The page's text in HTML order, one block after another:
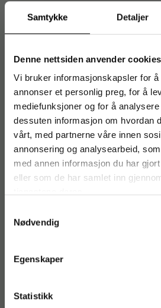
Samtykke Detaljer
Denne nettsiden anvender cookies
Vi bruker informasjonskapsler for å
annonser et personlig preg, for å
mediefunksjoner og for å
dessuten informasjon om hvordan
vårt, med partnerne våre innen
annonsering og analysearbeid,
med annen informasjon du har
eller som de har samlet inn
Nødvendig
Egenskaper
Statistikk
Originalnummer
Produktspesifikasjoner
Materiale Plast
Farge
Antall i pakke 100
Selvklebende Nei
Kapasitet (ark)
Tilpasningsbar etikett